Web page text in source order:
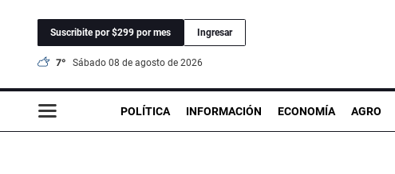
Suscribite por $299 por mes Ingresar
7° sábado 08 de agosto de 2026
POLÍTICA INFORMACIÓN ECONOMÍA AGRO